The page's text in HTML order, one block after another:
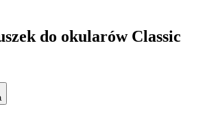
do okularów Classic